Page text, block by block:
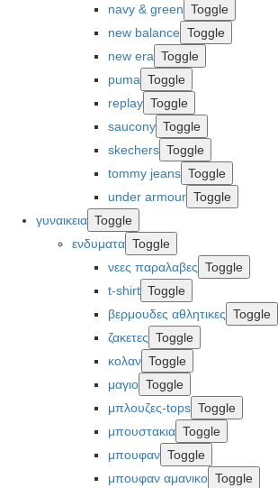
navy & green Toggle
new balance Toggle
new era Toggle
puma Toggle
replay Toggle
saucony Toggle
skechers Toggle
tommy jeans Toggle
under armour Toggle
γυναικεια Toggle
ενδυματα Toggle
νεες παραλαβες Toggle
t-shirt Toggle
βερμουδες αθλητικες Toggle
ζακετες Toggle
κολαν Toggle
μαγιο Toggle
μπλουζες-tops Toggle
μπουστακια Toggle
μπουφαν Toggle
μπουφαν αμανικο Toggle